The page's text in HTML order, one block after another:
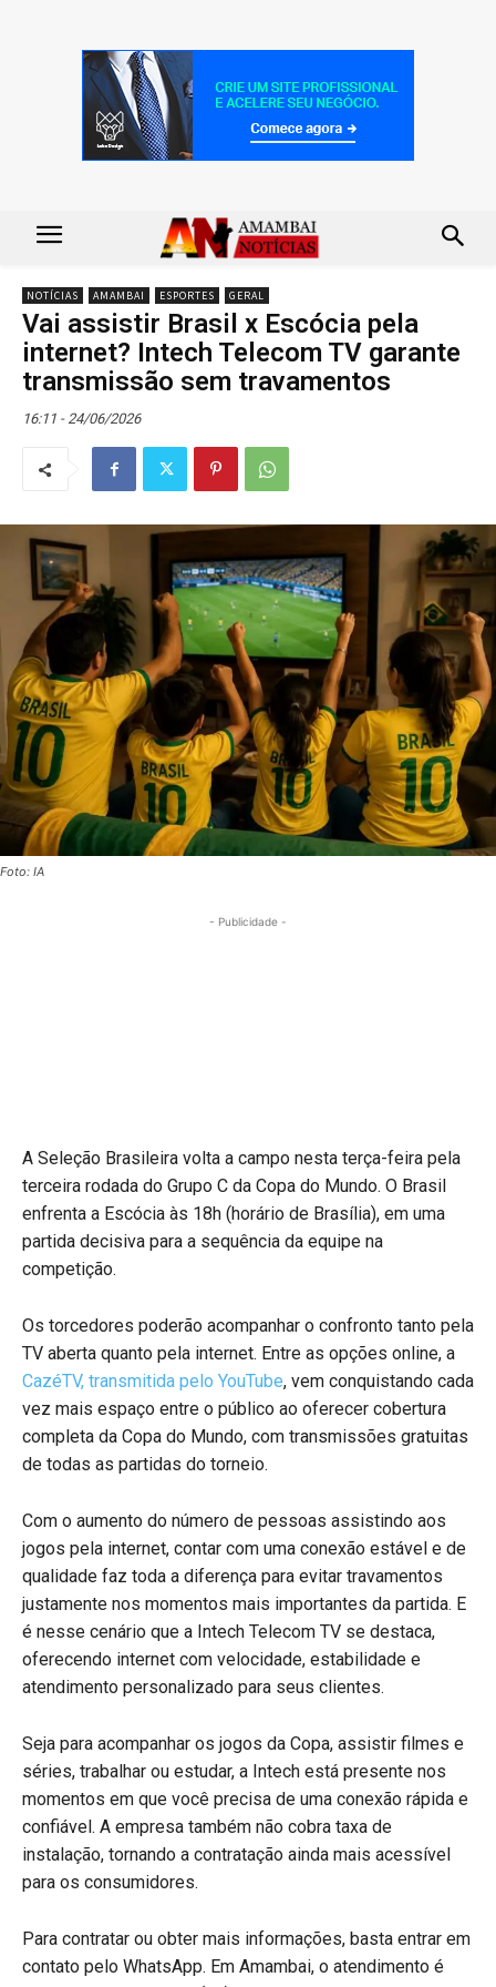
NOTÍCIAS AMAMBAI ESPORTES GERAL
Vai assistir Brasil x Escócia pela
internet? Intech Telecom TV garante
transmissão sem travamentos
16:11 - 24/06/2026
Foto: IA
- Publicidade -
A Seleção Brasileira volta a campo nesta terça-feira pela
terceira rodada do Grupo C da Copa do Mundo. O Brasil
enfrenta a Escócia às 18h (horário de Brasília), em uma
partida decisiva para a sequência da equipe na
competição.
Os torcedores poderão acompanhar o confronto tanto pela
TV aberta quanto pela internet. Entre as opções online, a
CazéTV, transmitida pelo YouTube, vem conquistando cada
vez mais espaço entre o público ao oferecer cobertura
completa da Copa do Mundo, com transmissões gratuitas
de todas as partidas do torneio.
Com o aumento do número de pessoas assistindo aos
jogos pela internet, contar com uma conexão estável e de
qualidade faz toda a diferença para evitar travamentos
justamente nos momentos mais importantes da partida. E
é nesse cenário que a Intech Telecom TV se destaca,
oferecendo internet com velocidade, estabilidade e
atendimento personalizado para seus clientes.
Seja para acompanhar os jogos da Copa, assistir filmes e
séries, trabalhar ou estudar, a Intech está presente nos
momentos em que você precisa de uma conexão rápida e
confiável. A empresa também não cobra taxa de
instalação, tornando a contratação ainda mais acessível
para os consumidores.
Para contratar ou obter mais informações, basta entrar em
contato pelo WhatsApp. Em Amambai, o atendimento é